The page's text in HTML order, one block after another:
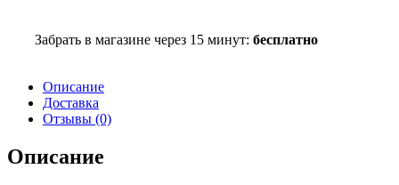
Забрать в магазине через 15 минут: бесплатно
Описание
Доставка
Отзывы (0)
Описание